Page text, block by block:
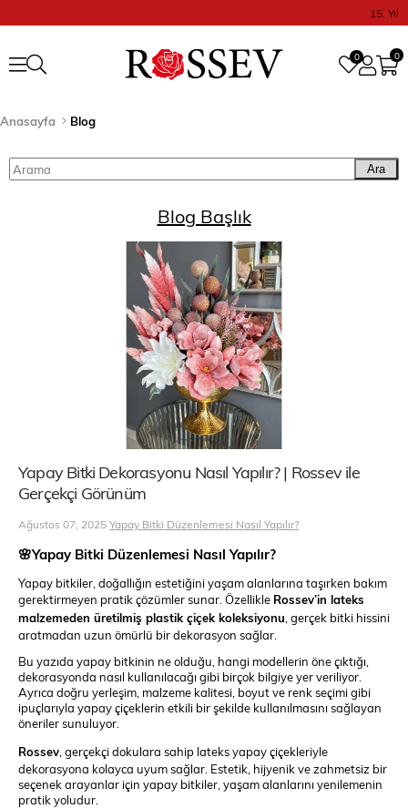
15. Yıl
0
0
Anasayfa Blog
Ara
Blog Başlık
Yapay Bitki Dekorasyonu Nasıl Yapılır? | Rossev ile
Gerçekçi Görünüm
Ağustos 07, 2025Yapay Bitki Düzenlemesi Nasıl Yapılır?
🌸Yapay Bitki Düzenlemesi Nasıl Yapılır?
Yapay bitkiler, doğallığın estetiğini yaşam alanlarına taşırken bakım
gerektirmeyen pratik çözümler sunar. Özellikle Rossev’in lateks
malzemeden üretilmiş plastik çiçek koleksiyonu , gerçek bitki hissini
aratmadan uzun ömürlü bir dekorasyon sağlar.
Bu yazıda yapay bitkinin ne olduğu, hangi modellerin öne çıktığı,
dekorasyonda nasıl kullanılacağı gibi birçok bilgiye yer veriliyor.
Ayrıca doğru yerleşim, malzeme kalitesi, boyut ve renk seçimi gibi
ipuçlarıyla yapay çiçeklerin etkili bir şekilde kullanılmasını sağlayan
öneriler sunuluyor.
Rossev , gerçekçi dokulara sahip lateks yapay çiçekleriyle
dekorasyona kolayca uyum sağlar. Estetik, hijyenik ve zahmetsiz bir
seçenek arayanlar için yapay bitkiler, yaşam alanlarını yenilemenin
pratik yoludur.